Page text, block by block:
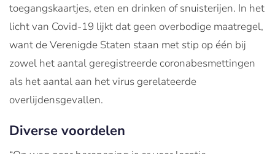
toegangskaartjes, eten en drinken of snuisterijen. In het
licht van Covid-19 lijkt dat geen overbodige maatregel,
want de Verenigde Staten staan met stip op één bij
zowel het aantal geregistreerde coronabesmettingen
als het aantal aan het virus gerelateerde
overlijdensgevallen.
Diverse voordelen